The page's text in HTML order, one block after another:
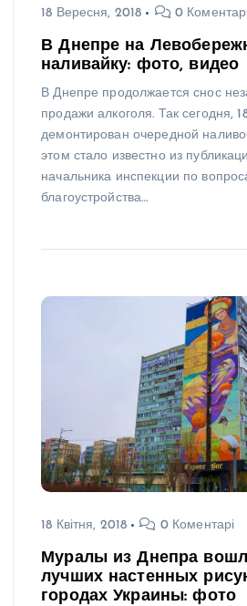
18 Вересня, 2018 0
В Днепре на
наливайку: фото, видео
В Днепре продолжается снос
продажи алкоголя. Так сегодня,
демонтирован очередной
этом стало известно из
начальника инспекции по
благоустройства…
18 Квітня, 2018 0 Коментарі
Муралы из Днепра
лучших настенных
городах Украины: фото